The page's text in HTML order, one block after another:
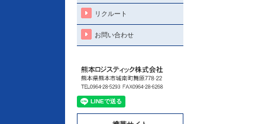
リクルート
お問い合わせ